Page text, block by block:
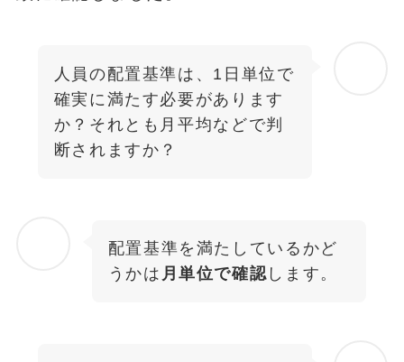
人員の配置基準は、1日単位で
確実に満たす必要があります
か？それとも月平均などで判
断されますか？
配置基準を満たしているかど
うかは 月単位で確認 します。